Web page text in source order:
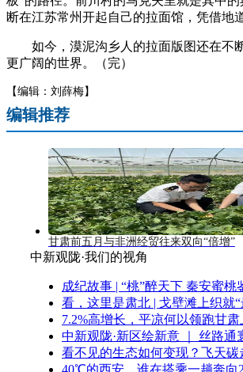
断在江苏常州开起自己的拉面馆，凭借地
如今，漠泥沟乡人的拉面版图还在不断
更广阔的世界。（完）
【编辑：刘薛梅】
编辑推荐
甘肃前五月与非洲经贸往来双向“倍增”
中新观陇·我们的视角
成纪故事 | “桃”醉天下 秦安蜜桃
看，这里是肃北 | 戈壁滩上织就
7.2%高增长，平凉何以领跑甘肃
中新观陇·新区绘新意 ｜ 丝路
看不见的生态如何变现？飞天碳
40℃的西安，谁在搭乘一趟奔向